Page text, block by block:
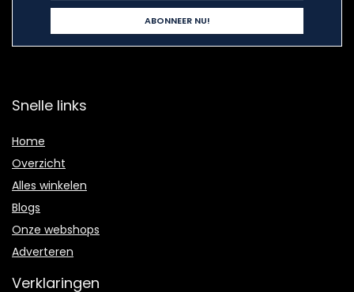
Snelle links
Home
Overzicht
Alles winkelen
Blogs
Onze webshops
Adverteren
Verklaringen